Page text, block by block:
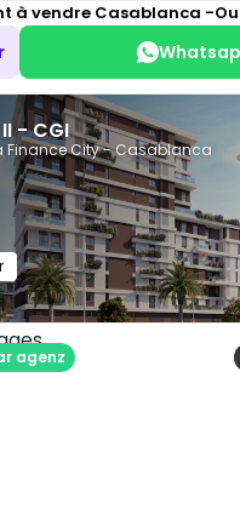
à vendre Casablanca -
II - CGI
City - Casablanca
agenz